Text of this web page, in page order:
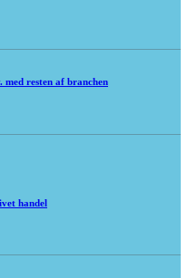
resten af branchen
handel